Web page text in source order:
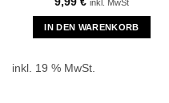
inkl. MwSt
IN DEN WARENKORB
inkl. 19 % MwSt.